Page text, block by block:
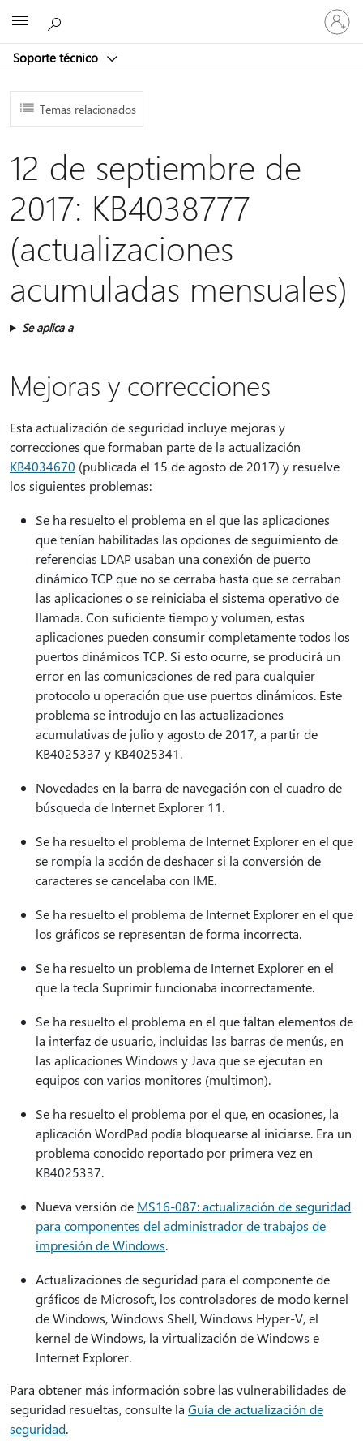
Soporte técnico
Iniciar
sesión
en
cuenta
Temas relacionados
12 de septiembre de
2017: KB4038777
(actualizaciones
acumuladas mensuales)
Se aplica a
Mejoras y correcciones
Esta actualización de seguridad incluye mejoras y
correcciones que formaban parte de la actualización
KB4034670 (publicada el 15 de agosto de 2017) y resuelve
los siguientes problemas:
Se ha resuelto el problema en el que las aplicaciones
que tenían habilitadas las opciones de seguimiento de
referencias LDAP usaban una conexión de puerto
dinámico TCP que no se cerraba hasta que se cerraban
las aplicaciones o se reiniciaba el sistema operativo de
llamada. Con suficiente tiempo y volumen, estas
aplicaciones pueden consumir completamente todos los
puertos dinámicos TCP. Si esto ocurre, se producirá un
error en las comunicaciones de red para cualquier
protocolo u operación que use puertos dinámicos. Este
problema se introdujo en las actualizaciones
acumulativas de julio y agosto de 2017, a partir de
KB4025337 y KB4025341.
Novedades en la barra de navegación con el cuadro de
búsqueda de Internet Explorer 11.
Se ha resuelto el problema de Internet Explorer en el que
se rompía la acción de deshacer si la conversión de
caracteres se cancelaba con IME.
Se ha resuelto el problema de Internet Explorer en el que
los gráficos se representan de forma incorrecta.
Se ha resuelto un problema de Internet Explorer en el
que la tecla Suprimir funcionaba incorrectamente.
Se ha resuelto el problema en el que faltan elementos de
la interfaz de usuario, incluidas las barras de menús, en
las aplicaciones Windows y Java que se ejecutan en
equipos con varios monitores (multimon).
Se ha resuelto el problema por el que, en ocasiones, la
aplicación WordPad podía bloquearse al iniciarse. Era un
problema conocido reportado por primera vez en
KB4025337.
Nueva versión de MS16-087: actualización de seguridad
para componentes del administrador de trabajos de
impresión de Windows.
Actualizaciones de seguridad para el componente de
gráficos de Microsoft, los controladores de modo kernel
de Windows, Windows Shell, Windows Hyper-V, el
kernel de Windows, la virtualización de Windows e
Internet Explorer.
Para obtener más información sobre las vulnerabilidades de
seguridad resueltas, consulte la Guía de actualización de
seguridad.